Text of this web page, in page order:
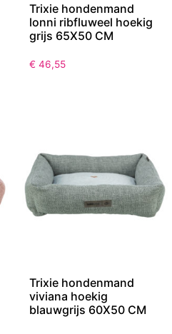
Trixie hondenmand
lonni ribfluweel hoekig
grijs 65X50 CM
€ 46,55
Trixie hondenmand
viviana hoekig
blauwgrijs 60X50 CM